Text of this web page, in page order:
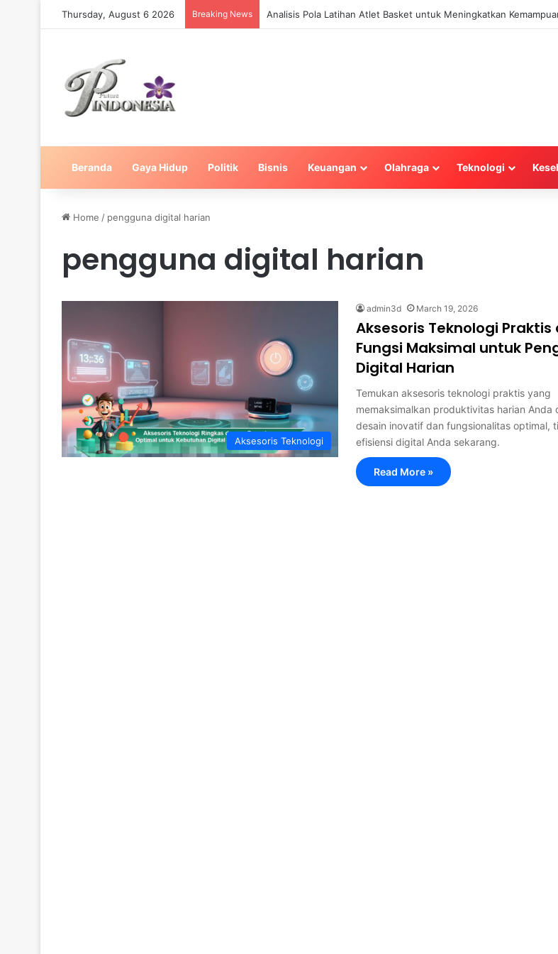
Thursday, August 6 2026 Breaking News Analisis Pola Latihan Atlet Basket untuk Meningkatkan
Beranda Gaya Hidup Politik Bisnis Keuangan Olahraga Teknologi
Home / pengguna digital harian
pengguna digital harian
Aksesoris Teknologi
admin3d March 19, 2026
Aksesoris Teknologi
Fungsi Maksimal untuk
Digital Harian
Temukan aksesoris teknologi praktis yang
memaksimalkan produktivitas harian Anda
desain inovatif dan fungsionalitas optimal,
efisiensi digital Anda sekarang.
Read More »